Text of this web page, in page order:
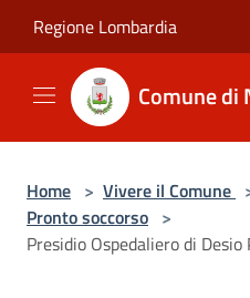
Regione Lombardia
Comune di
Home > Vivere il Comune
Pronto soccorso >
Presidio Ospedaliero di Desio